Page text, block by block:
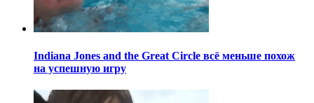
Indiana Jones and the Great Circle всё меньше похож
на успешную игру